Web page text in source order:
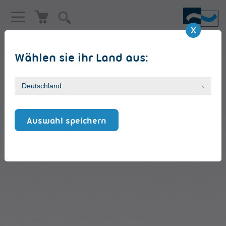
Wählen sie ihr Land aus:
Auswahl speichern
RJ45-Kabel 3m